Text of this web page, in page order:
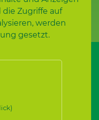
die Zugriffe auf
werden
gesetzt.
｜Datenschutz für